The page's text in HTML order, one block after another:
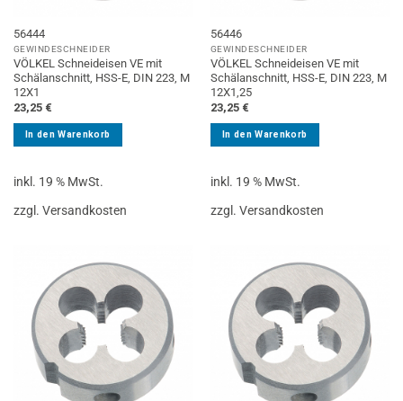
56444
GEWINDESCHNEIDER
VÖLKEL Schneideisen VE mit
Schälanschnitt, HSS-E, DIN 223, M
12X1
23,25 €
In den Warenkorb
inkl. 19 % MwSt.
zzgl. Versandkosten
56446
GEWINDESCHNEIDER
VÖLKEL Schneideisen VE mit
Schälanschnitt, HSS-E, DIN 223, M
12X1,25
23,25 €
In den Warenkorb
inkl. 19 % MwSt.
zzgl. Versandkosten